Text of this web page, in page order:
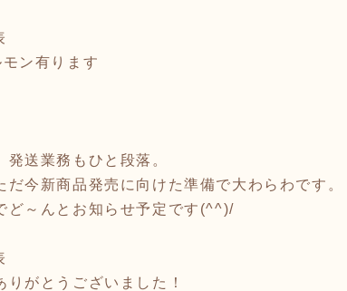
ン有ります
送業務もひと段落。
今新商品発売に向けた準備で大わらわです。
ど～んとお知らせ予定です(^^)/
がとうございました！